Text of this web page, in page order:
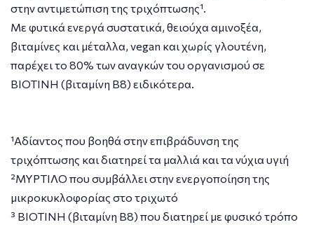
στην αντιμετώπιση της τριχόπτωσης¹.
Με φυτικά ενεργά συστατικά, θειούχα αμινοξέα,
βιταμίνες και μέταλλα, vegan και χωρίς γλουτένη,
παρέχει το 80% των αναγκών του οργανισμού σε
ΒΙΟΤΙΝΗ (βιταμίνη Β8) ειδικότερα.
¹Αδίαντος που βοηθά στην επιβράδυνση της
τριχόπτωσης και διατηρεί τα μαλλιά και τα νύχια υγιή
²ΜΥΡΤΙΛΟ που συμβάλλει στην ενεργοποίηση της
μικροκυκλοφορίας στο τριχωτό
³ ΒΙΟΤΙΝΗ (βιταμίνη B8) που διατηρεί με φυσικό τρόπο